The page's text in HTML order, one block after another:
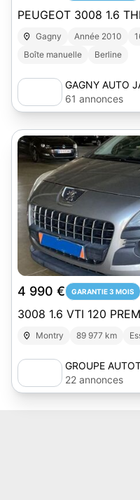
PEUGEOT 3008 1.6
Gagny Année 2010
Boîte manuelle
Berline
GAGNY AUTO
61 annonces
4 990 € GARANTIE 3 MOIS
3008 1.6 VTI 120
Montry 89 977 km
GROUPE
22 annonces